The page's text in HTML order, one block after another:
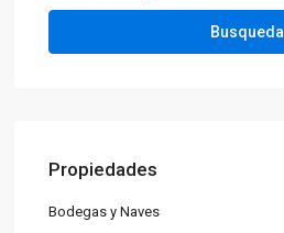
Busqueda
Propiedades
Bodegas y Naves